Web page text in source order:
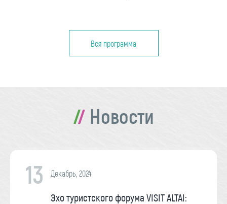
Вся программа
Новости
13 Декабрь, 2024
Эхо туристского форума VISIT ALTAI: